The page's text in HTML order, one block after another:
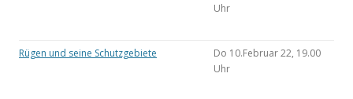
Uhr
Rügen und seine Schutzgebiete
Do 10.Februar 22, 19.00
Uhr